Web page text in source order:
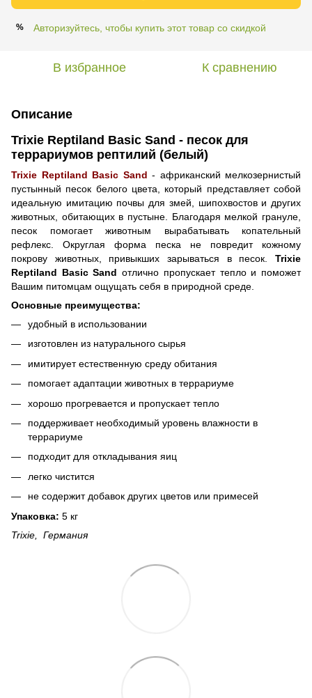
% Авторизуйтесь, чтобы купить этот товар со скидкой
В избранное К сравнению
Описание
Trixie Reptiland Basic Sand - песок для
террариумов рептилий (белый)
Trixie Reptiland Basic Sand - африканский мелкозернистый
пустынный песок белого цвета, который представляет собой
идеальную имитацию почвы для змей, шипохвостов и других
животных, обитающих в пустыне. Благодаря мелкой грануле,
песок помогает животным вырабатывать копательный
рефлекс. Округлая форма песка не повредит кожному
покрову животных, привыкших зарываться в песок. Trixie
Reptiland Basic Sand отлично пропускает тепло и поможет
Вашим питомцам ощущать себя в природной среде.
Основные преимущества:
удобный в использовании
изготовлен из натурального сырья
имитирует естественную среду обитания
помогает адаптации животных в террариуме
хорошо прогревается и пропускает тепло
поддерживает необходимый уровень влажности в
террариуме
подходит для откладывания яиц
легко чистится
не содержит добавок других цветов или примесей
Упаковка: 5 кг
Trixie, Германия